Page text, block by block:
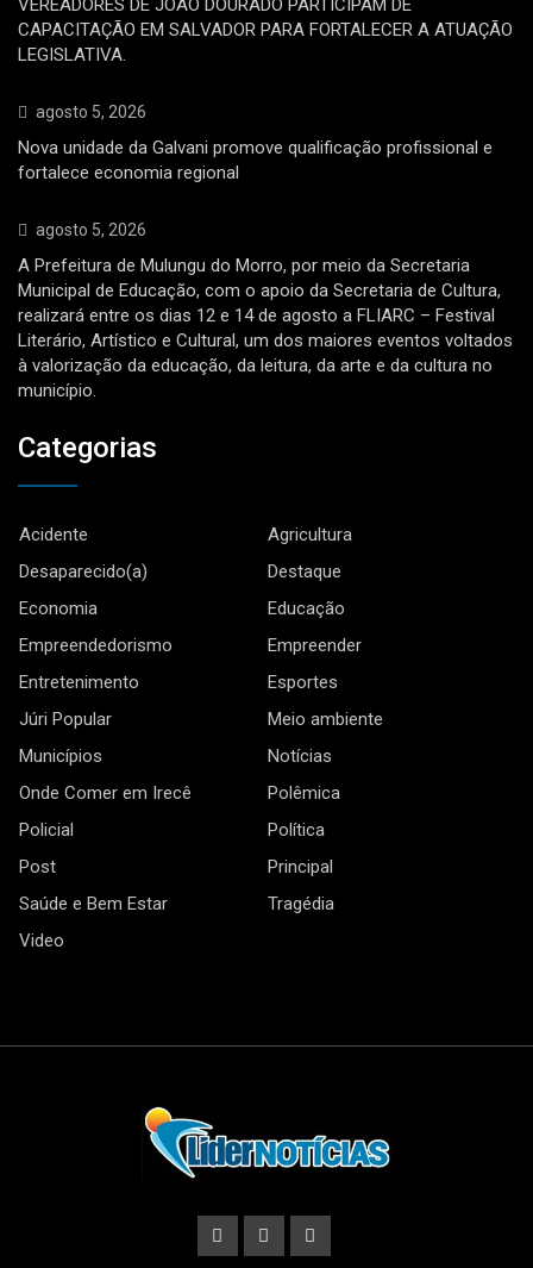
VEREADORES DE JOÃO DOURADO PARTICIPAM DE
CAPACITAÇÃO EM SALVADOR PARA FORTALECER A ATUAÇÃO
LEGISLATIVA.
agosto 5, 2026
Nova unidade da Galvani promove qualificação profissional e
fortalece economia regional
agosto 5, 2026
A Prefeitura de Mulungu do Morro, por meio da Secretaria
Municipal de Educação, com o apoio da Secretaria de Cultura,
realizará entre os dias 12 e 14 de agosto a FLIARC – Festival
Literário, Artístico e Cultural, um dos maiores eventos voltados
à valorização da educação, da leitura, da arte e da cultura no
município.
Categorias
Acidente
Agricultura
Desaparecido(a)
Destaque
Economia
Educação
Empreendedorismo
Empreender
Entretenimento
Esportes
Júri Popular
Meio ambiente
Municípios
Notícias
Onde Comer em Irecê
Polêmica
Policial
Política
Post
Principal
Saúde e Bem Estar
Tragédia
Video